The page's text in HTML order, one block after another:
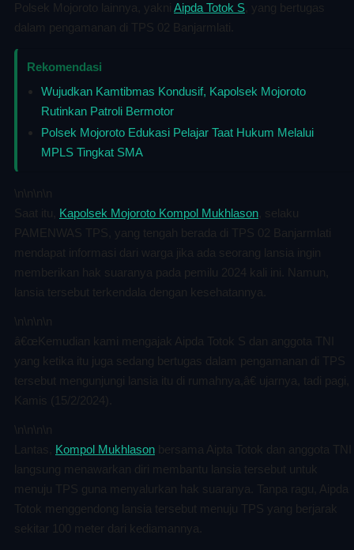
Polsek Mojoroto lainnya, yakni Aipda Totok S , yang bertugas
dalam pengamanan di TPS 02 Banjarmlati.
Rekomendasi
Wujudkan Kamtibmas Kondusif, Kapolsek Mojoroto
Rutinkan Patroli Bermotor
Polsek Mojoroto Edukasi Pelajar Taat Hukum Melalui
MPLS Tingkat SMA
\n\n\n\n
Saat itu, Kapolsek Mojoroto Kompol Mukhlason , selaku
PAMENWAS TPS, yang tengah berada di TPS 02 Banjarmlati
mendapat informasi dari warga jika ada seorang lansia ingin
memberikan hak suaranya pada pemilu 2024 kali ini. Namun,
lansia tersebut terkendala dengan kesehatannya.
\n\n\n\n
â€œKemudian kami mengajak Aipda Totok S dan anggota TNI
yang ketika itu juga sedang bertugas dalam pengamanan di TPS
tersebut mengunjungi lansia itu di rumahnya,â€ ujarnya, tadi pagi,
Kamis (15/2/2024).
\n\n\n\n
Lantas, Kompol Mukhlason bersama Aipta Totok dan anggota TNI
langsung menawarkan diri membantu lansia tersebut untuk
menuju TPS guna menyalurkan hak suaranya. Tanpa ragu, Aipda
Totok menggendong lansia tersebut menuju TPS yang berjarak
sekitar 100 meter dari kediamannya.